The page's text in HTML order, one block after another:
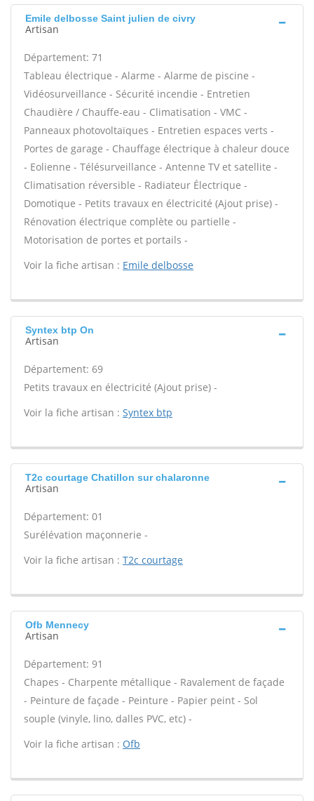
Emile delbosse Saint julien de civry
Artisan
Département: 71
Tableau électrique - Alarme - Alarme de piscine -
Vidéosurveillance - Sécurité incendie - Entretien
Chaudière / Chauffe-eau - Climatisation - VMC -
Panneaux photovoltaïques - Entretien espaces verts -
Portes de garage - Chauffage électrique à chaleur douce
- Eolienne - Télésurveillance - Antenne TV et satellite -
Climatisation réversible - Radiateur Électrique -
Domotique - Petits travaux en électricité (Ajout prise) -
Rénovation électrique complète ou partielle -
Motorisation de portes et portails -
Voir la fiche artisan : Emile delbosse
Syntex btp On
Artisan
Département: 69
Petits travaux en électricité (Ajout prise) -
Voir la fiche artisan : Syntex btp
T2c courtage Chatillon sur chalaronne
Artisan
Département: 01
Surélévation maçonnerie -
Voir la fiche artisan : T2c courtage
Ofb Mennecy
Artisan
Département: 91
Chapes - Charpente métallique - Ravalement de façade
- Peinture de façade - Peinture - Papier peint - Sol
souple (vinyle, lino, dalles PVC, etc) -
Voir la fiche artisan : Ofb